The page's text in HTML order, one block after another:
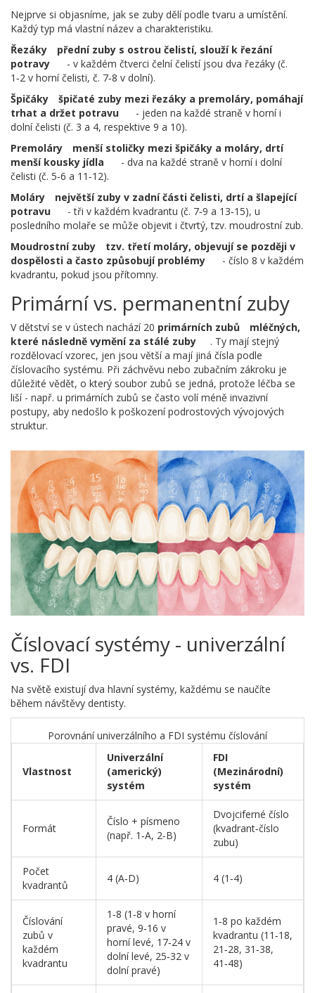
Nejprve si objasníme, jak se zuby dělí podle tvaru a umístění.
Každý typ má vlastní název a charakteristiku.
Řezáky
přední zuby s ostrou čelistí, slouží k řezání
potravy
- v každém čtverci čelní čelistí jsou dva řezáky (č.
1‑2 v horní čelisti, č. 7‑8 v dolní).
Špičáky
špičaté zuby mezi řezáky a premoláry, pomáhají
trhat a držet potravu
- jeden na každé straně v horní i
dolní čelisti (č. 3 a 4, respektive 9 a 10).
Premoláry
menší stoličky mezi špičáky a moláry, drtí
menší kousky jídla
- dva na každé straně v horní i dolní
čelisti (č. 5‑6 a 11‑12).
Moláry
největší zuby v zadní části čelisti, drtí a šlapející
potravu
- tři v každém kvadrantu (č. 7‑9 a 13‑15), u
posledního molaře se může objevit i čtvrtý, tzv. moudrostní zub.
Moudrostní zuby
tzv. třetí moláry, objevují se později v
dospělosti a často způsobují problémy
- číslo 8 v každém
kvadrantu, pokud jsou přítomny.
Primární vs. permanentní zuby
V dětství se v ústech nachází 20 primárních zubů
mléčných,
které následně vymění za stálé zuby
. Ty mají stejný
rozdělovací vzorec, jen jsou větší a mají jiná čísla podle
číslovacího systému. Při záchvěvu nebo zubačním zákroku je
důležité vědět, o který soubor zubů se jedná, protože léčba se
liší - např. u primárních zubů se často volí méně invazivní
postupy, aby nedošlo k poškození podrostových vývojových
struktur.
Číslovací systémy - univerzální
vs. FDI
Na světě existují dva hlavní systémy, každému se naučíte
během návštěvy dentisty.
Porovnání univerzálního a FDI systému číslování
Vlastnost
Univerzální
(americký)
systém
FDI
(Mezinárodní)
systém
Formát
Číslo + písmeno
(např. 1‑A, 2‑B)
Dvojciferné číslo
(kvadrant‑číslo
zubu)
Počet
kvadrantů
4 (A‑D) 4 (1‑4)
Číslování
zubů v
každém
kvadrantu
1‑8 (1‑8 v horní
pravé, 9‑16 v
horní levé, 17‑24 v
dolní levé, 25‑32 v
dolní pravé)
1‑8 po každém
kvadrantu (11‑18,
21‑28, 31‑38,
41‑48)